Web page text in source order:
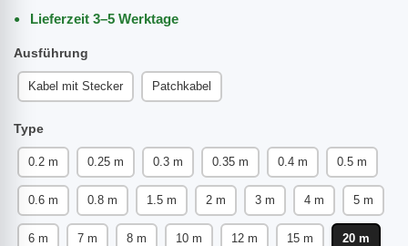
Lieferzeit 3–5 Werktage
Ausführung
Kabel mit Stecker Patchkabel
Type
0.2 m 0.25 m 0.3 m 0.35 m 0.4 m 0.5 m
0.6 m 0.8 m 1.5 m 2 m 3 m 4 m 5 m
6 m 7 m 8 m 10 m 12 m 15 m 20 m